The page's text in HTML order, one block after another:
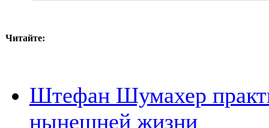
Читайте:
Штефан Шумахер
нынешней жизни